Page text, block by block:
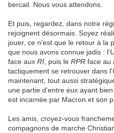
bercail. Nous vous attendons.
Et puis, regardez, dans notre
rejoignent désormais. Soyez
jouer, ce n'est que le retour à la
que nous avons connue jadis : l'
face aux RI , puis le RPR face au
tactiquement se retrouver dans l'
maintenant, tout aussi
une partie d'entre eux ayant
est incarnée par Macron et son
Les amis, croyez-vous
compagnons de marche